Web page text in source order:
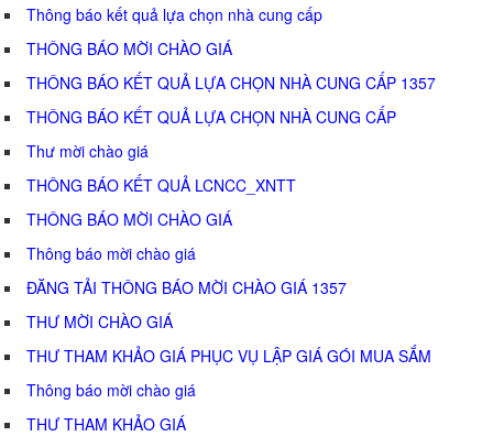
Thông báo kết quả lựa chọn nhà cung cấp
THÔNG BÁO MỜI CHÀO GIÁ
THÔNG BÁO KẾT QUẢ LỰA CHỌN NHÀ CUNG CẤP 1357
THÔNG BÁO KẾT QUẢ LỰA CHỌN NHÀ CUNG CẤP
Thư mời chào giá
THÔNG BÁO KẾT QUẢ LCNCC_XNTT
THÔNG BÁO MỜI CHÀO GIÁ
Thông báo mời chào giá
ĐĂNG TẢI THÔNG BÁO MỜI CHÀO GIÁ 1357
THƯ MỜI CHÀO GIÁ
THƯ THAM KHẢO GIÁ PHỤC VỤ LẬP GIÁ GÓI MUA SẮM
Thông báo mời chào giá
THƯ THAM KHẢO GIÁ